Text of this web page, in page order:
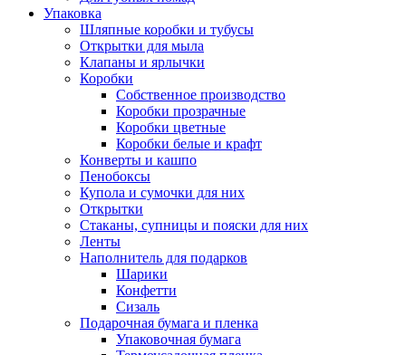
Упаковка
Шляпные коробки и тубусы
Открытки для мыла
Клапаны и ярлычки
Коробки
Собственное производство
Коробки прозрачные
Коробки цветные
Коробки белые и крафт
Конверты и кашпо
Пенобоксы
Купола и сумочки для них
Открытки
Стаканы, супницы и пояски для них
Ленты
Наполнитель для подарков
Шарики
Конфетти
Сизаль
Подарочная бумага и пленка
Упаковочная бумага